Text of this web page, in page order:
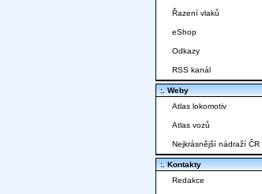
Řazení vlaků
eShop
Odkazy
RSS kanál
:. Weby
Atlas lokomotiv
Atlas vozů
Nejkrásnější nádraží ČR
:. Kontakty
Redakce